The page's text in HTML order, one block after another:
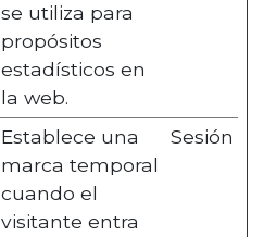
se utiliza para
propósitos
estadísticos en
la web.
Establece una
marca temporal
cuando el
visitante entra
Sesión